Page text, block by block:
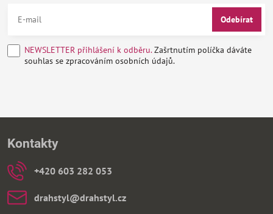
Odebírat
NEWSLETTER přihlášení k odběru.Zašrtnutím políčka dáváte
souhlas se zpracováním osobních údajů.
Kontakty
+420 603 282 053
drahstyl​@drahstyl​.cz